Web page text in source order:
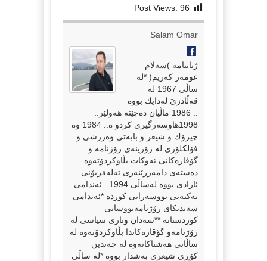
Post Views: 96
Salam Omar
ژیاننامە )سەلام
عومەر كەریم( *لە
ساڵی 1967 لە
قەڵادزێ لەدایك بووە
.. 1986 ماڵیان دەچێتە هەولێر..
1998هاوسەرگیری كردو ە.. 1984 وە
چیرۆك و شیعر و بابەتی وەرزشی و
فۆلكلۆری لە زۆرینەی رۆژنامە و
گۆڤارەكانی ئەوكات بڵاوكردۆتەوە.
دەستەی دامەزرێنەری تەلەفزیۆنی
ئازادی بووە لەساڵی 1994.. ئەندامی
یەكیەتی نووسەرانی كوردە *ئەندامی
سەندیكای رۆژنامەنووسانی
كوردستانە **سەدان وتاری سیاسی لە
رۆژنامەو گۆڤارەكاندا بڵاوكردۆتەوە لە
ساڵانی هەشتاكانەوە لە چەندین
كۆڕی شیعری بەشدار بووە *لە ساڵی